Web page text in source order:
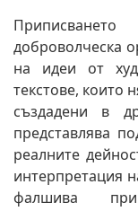
доброволческа
на идеи от
текстове, които
създадени в
представлява
реалните
интерпретация
фалшива